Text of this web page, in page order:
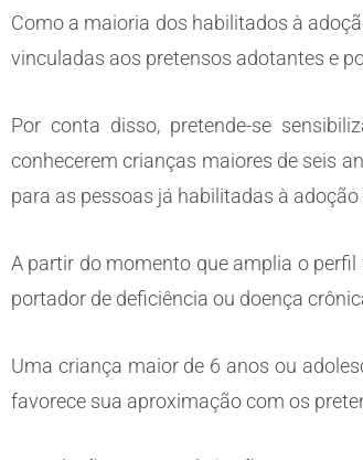
Como a maioria dos habilitados à
vinculadas aos pretensos adotantes e
Por conta disso, pretende-se
conhecerem crianças maiores de seis
para as pessoas já habilitadas à
A partir do momento que amplia o
portador de deficiência ou doença
Uma criança maior de 6 anos ou
favorece sua aproximação com os